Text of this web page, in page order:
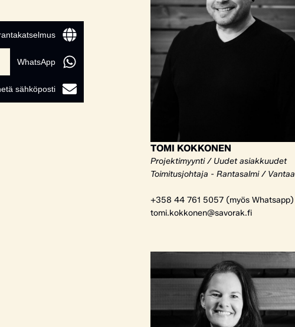
TOMI KOKKONEN
Projektimyynti / Uudet asiakkuudet
Toimitusjohtaja - Rantasalmi / Vantaa
+358 44 761 5057 (myös Whatsapp)
tomi.kokkonen@savorak.fi
WhatsApp
sähköposti